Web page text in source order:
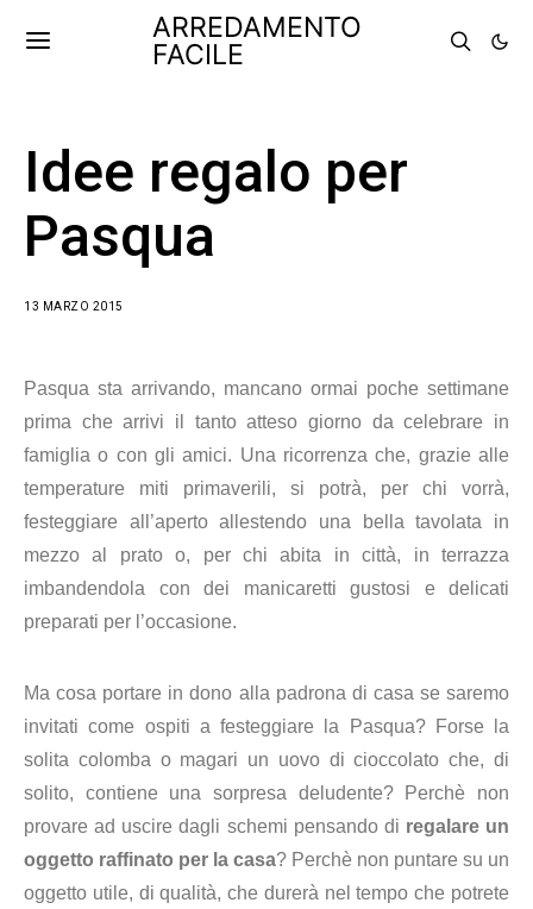
ARREDAMENTO
FACILE
Idee regalo per
Pasqua
13 MARZO 2015
Pasqua sta arrivando, mancano ormai poche settimane
prima che arrivi il tanto atteso giorno da celebrare in
famiglia o con gli amici. Una ricorrenza che, grazie alle
temperature miti primaverili, si potrà, per chi vorrà,
festeggiare all’aperto allestendo una bella tavolata in
mezzo al prato o, per chi abita in città, in terrazza
imbandendola con dei manicaretti gustosi e delicati
preparati per l’occasione.
Ma cosa portare in dono alla padrona di casa se saremo
invitati come ospiti a festeggiare la Pasqua? Forse la
solita colomba o magari un uovo di cioccolato che, di
solito, contiene una sorpresa deludente? Perchè non
provare ad uscire dagli schemi pensando di regalare un
oggetto raffinato per la casa? Perchè non puntare su un
oggetto utile, di qualità, che durerà nel tempo che potrete